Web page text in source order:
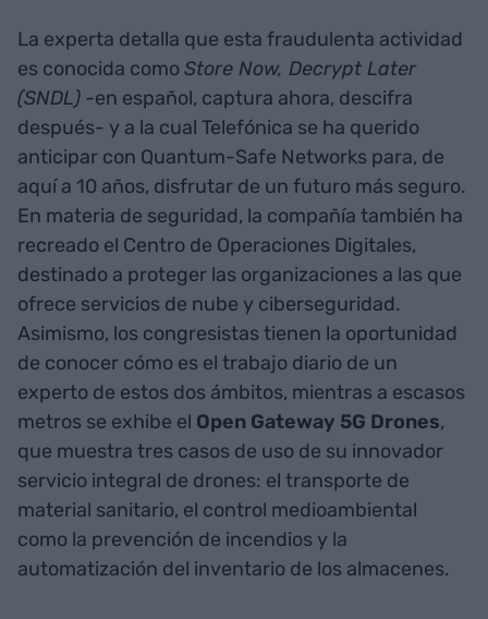
La experta detalla que esta fraudulenta actividad
es conocida comoStore Now, Decrypt Later
(SNDL) -en español, captura ahora, descifra
después- y a la cual Telefónica se ha querido
anticipar con Quantum-Safe Networks para, de
aquí a 10 años, disfrutar de un futuro más seguro.
En materia de seguridad, la compañía también ha
recreado el Centro de Operaciones Digitales,
destinado a proteger las organizaciones a las que
ofrece servicios de nube y ciberseguridad.
Asimismo, los congresistas tienen la oportunidad
de conocer cómo es el trabajo diario de un
experto de estos dos ámbitos, mientras a escasos
metros se exhibe el Open Gateway 5G Drones,
que muestra tres casos de uso de su innovador
servicio integral de drones: el transporte de
material sanitario, el control medioambiental
como la prevención de incendios y la
automatización del inventario de los almacenes.